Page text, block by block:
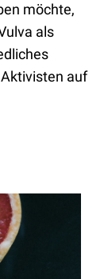
möchte,
als
auf